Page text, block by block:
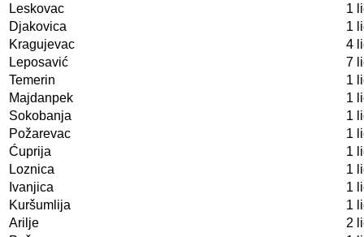
Leskovac
1
Djakovica
1
Kragujevac
4
Leposavić
7
Temerin
1
Majdanpek
1
Sokobanja
1
Požarevac
1
Ćuprija
1
Loznica
1
Ivanjica
1
Kuršumlija
1
Arilje
2